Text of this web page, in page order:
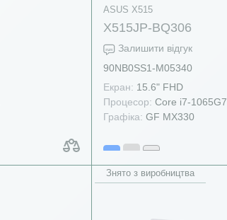
ASUS X515
X515JP-BQ306
Залишити відгук
90NB0SS1-M05340
Екран: 15.6" FHD
Процесор: Core i7-1065G7
Графіка: GF MX330
Знято з виробництва